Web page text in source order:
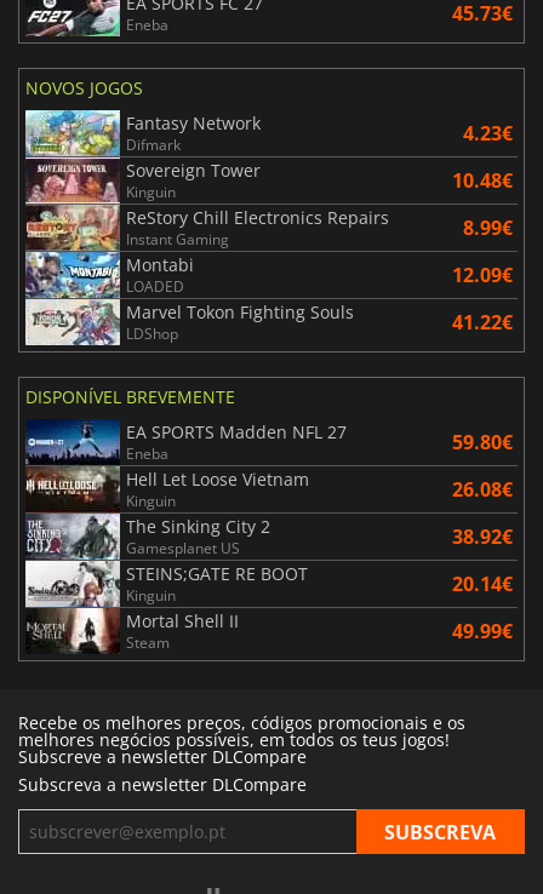
Eneba 45.73€
NOVOS JOGOS
Fantasy Network
Difmark 4.23€
Sovereign Tower
Kinguin 10.48€
ReStory Chill Electronics Repairs
Instant Gaming 8.99€
Montabi
LOADED 12.09€
Marvel Tokon Fighting Souls
LDShop 41.22€
DISPONÍVEL BREVEMENTE
EA SPORTS Madden NFL 27
Eneba 59.80€
Hell Let Loose Vietnam
Kinguin 26.08€
The Sinking City 2
Gamesplanet US 38.92€
STEINS;GATE RE BOOT
Kinguin 20.14€
Mortal Shell II
Steam 49.99€
Recebe os melhores preços, códigos promocionais e os
melhores negócios possíveis, em todos os teus jogos!
Subscreve a newsletter DLCompare
Subscreva a newsletter DLCompare